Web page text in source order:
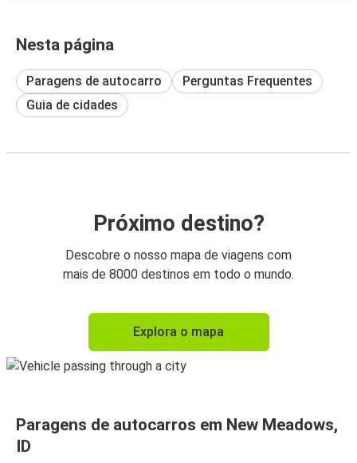
Nesta página
Paragens de autocarro
Perguntas Frequentes
Guia de cidades
Próximo destino?
Descobre o nosso mapa de viagens com
mais de 8000 destinos em todo o mundo.
Explora o mapa
Paragens de autocarros em New Meadows,
ID